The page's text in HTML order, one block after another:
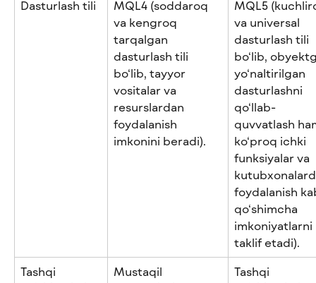
Dasturlash tili
MQL4 (soddaroq
va kengroq
tarqalgan
dasturlash tili
bo‘lib, tayyor
vositalar va
resurslardan
foydalanish
imkonini beradi).
MQL5
va universal
dasturlash tili
bo‘lib,
yo‘naltirilgan
dasturlashni
qo‘llab-
quvvatlash
ko‘proq ichki
funksiyalar va
foydalanish
qo‘shimcha
imkoniyatlarni
taklif etadi).
Tashqi
Mustaqil
Tashqi